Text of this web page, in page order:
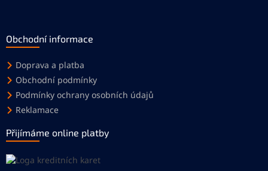
Obchodní informace
Doprava a platba
Obchodní podmínky
Podmínky ochrany osobních údajů
Reklamace
Přijímáme online platby